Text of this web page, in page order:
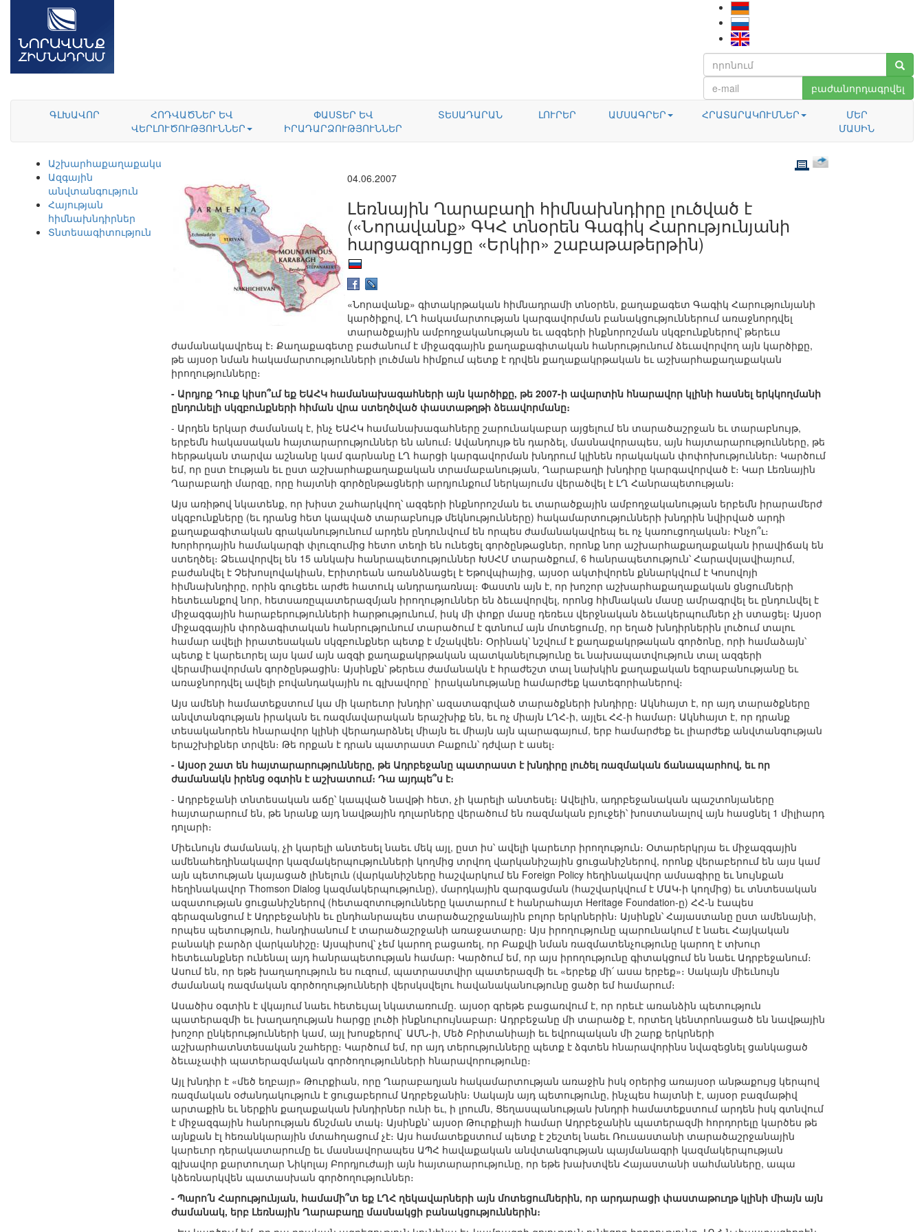
բաժանորդագրվել
ԳԼԽԱՎՈՐ
ՀՈԴՎԱԾՆԵՐ ԵՎ
ՎԵՐԼՈՒԾՈՒԹՅՈՒՆՆԵՐ
ՓԱՍՏԵՐ ԵՎ
ԻՐԱԴԱՐՁՈՒԹՅՈՒՆՆԵՐ
ՏԵՍԱԴԱՐԱՆ ԼՈՒՐԵՐ ԱՄՍԱԳՐԵՐ ՀՐԱՏԱՐԱԿՈՒՄՆԵՐ
ՄԵՐ
ՄԱՍԻՆ
Աշխարհաքաղաքականություն
Ազգային
անվտանգություն
Հայության
հիմնախնդիրներ
Տնտեսագիտություն
04.06.2007
Լեռնային Ղարաբաղի հիմնախնդիրը լուծված է
(«Նորավանք» ԳԿՀ տնօրեն Գագիկ Հարությունյանի
հարցազրույցը «Երկիր» շաբաթաթերթին)
«Նորավանք» գիտակրթական հիմնադրամի տնօրեն, քաղաքագետ Գագիկ Հարությունյանի
կարծիքով, ԼՂ հակամարտության կարգավորման բանակցություններում առաջնորդվել
տարածքային ամբողջականության եւ ազգերի ինքնորոշման սկզբունքներով՝ թերեւս
ժամանակավրեպ է։ Քաղաքագետը բաժանում է միջազգային քաղաքագիտական հանրությունում ձեւավորվող այն կարծիքը,
թե այսօր նման հակամարտությունների լուծման հիմքում պետք է դրվեն քաղաքակրթական եւ աշխարհաքաղաքական
իրողությունները։
- Արդյոք Դուք կիսո՞ւմ եք ԵԱՀԿ համանախագահների այն կարծիքը, թե 2007-ի ավարտին հնարավոր կլինի հասնել երկկողմանի
ընդունելի սկզբունքների հիման վրա ստեղծված փաստաթղթի ձեւավորմանը։
- Արդեն երկար ժամանակ է, ինչ ԵԱՀԿ համանախագահները շարունակաբար այցելում են տարածաշրջան եւ տարաբնույթ,
երբեմն հակասական հայտարարություններ են անում։ Ավանդույթ են դարձել, մասնավորապես, այն հայտարարությունները, թե
հերթական տարվա աշնանը կամ գարնանը ԼՂ հարցի կարգավորման խնդրում կլինեն որակական փոփոխություններ։ Կարծում
եմ, որ ըստ էության եւ ըստ աշխարհաքաղաքական տրամաբանության, Ղարաբաղի խնդիրը կարգավորված է։ Կար Լեռնային
Ղարաբաղի մարզը, որը հայտնի գործընթացների արդյունքում ներկայումս վերածվել է ԼՂ Հանրապետության։
Այս առիթով նկատենք, որ խիստ շահարկվող՝ ազգերի ինքնորոշման եւ տարածքային ամբողջականության երբեմն իրարամերժ
սկզբունքները (եւ դրանց հետ կապված տարաբնույթ մեկնությունները) հակամարտությունների խնդրին նվիրված արդի
քաղաքագիտական գրականությունում արդեն ընդունվում են որպես ժամանակավրեպ եւ ոչ կառուցողական։ Ինչո՞ւ։
Խորհրդային համակարգի փլուզումից հետո տեղի են ունեցել գործընթացներ, որոնք նոր աշխարհաքաղաքական իրավիճակ են
ստեղծել։ Ձեւավորվել են 15 անկախ հանրապետություններ ԽՍՀՄ տարածքում, 6 հանրապետություն՝ Հարավսլավիայում,
բաժանվել է Չեխոսլովակիան, Էրիտրեան առանձնացել է Եթովպիայից, այսօր ակտիվորեն քննարկվում է Կոսովոյի
հիմնախնդիրը, որին գուցեեւ արժե հատուկ անդրադառնալ։ Փաստն այն է, որ խոշոր աշխարհաքաղաքական ցնցումների
հետեւանքով նոր, հետսառըպատերազմյան իրողություններ են ձեւավորվել, որոնց հիմնական մասը ամրագրվել եւ ընդունվել է
միջազգային հարաբերությունների հարթությունում, իսկ մի փոքր մասը դեռեւս վերջնական ձեւակերպումներ չի ստացել։ Այսօր
միջազգային փորձագիտական հանրությունում տարածում է գտնում այն մոտեցումը, որ եղած խնդիրներին լուծում տալու
համար ավելի իրատեսական սկզբունքներ պետք է մշակվեն։ Օրինակ՝ նշվում է քաղաքակրթական գործոնը, որի համաձայն՝
պետք է կարեւորել այս կամ այն ազգի քաղաքակրթական պատկանելությունը եւ նախապատվություն տալ ազգերի
վերամիավորման գործընթացին։ Այսինքն՝ թերեւս ժամանակն է հրաժեշտ տալ նախկին քաղաքական եզրաբանությանը եւ
առաջնորդվել ավելի բովանդակային ու գլխավորը` իրականությանը համարժեք կատեգորիաներով։
Այս ամենի համատեքստում կա մի կարեւոր խնդիր՝ ազատագրված տարածքների խնդիրը։ Ակնհայտ է, որ այդ տարածքները
անվտանգության իրական եւ ռազմավարական երաշխիք են, եւ ոչ միայն ԼՂՀ-ի, այլեւ ՀՀ-ի համար։ Ակնհայտ է, որ դրանք
տեսականորեն հնարավոր կլինի վերադարձնել միայն եւ միայն այն պարագայում, երբ համարժեք եւ լիարժեք անվտանգության
երաշխիքներ տրվեն։ Թե որքան է դրան պատրաստ Բաքուն՝ դժվար է ասել։
- Այսօր շատ են հայտարարությունները, թե Ադրբեջանը պատրաստ է խնդիրը լուծել ռազմական ճանապարհով, եւ որ
ժամանակն իրենց օգտին է աշխատում։ Դա այդպե՞ս է։
- Ադրբեջանի տնտեսական աճը՝ կապված նավթի հետ, չի կարելի անտեսել։ Ավելին, ադրբեջանական պաշտոնյաները
հայտարարում են, թե նրանք այդ նավթային դոլարները վերածում են ռազմական բյուջեի՝ խոստանալով այն հասցնել 1 միլիարդ
դոլարի։
Միեւնույն ժամանակ, չի կարելի անտեսել նաեւ մեկ այլ, ըստ իս՝ ավելի կարեւոր իրողություն։ Օտարերկրյա եւ միջազգային
ամենահեղինակավոր կազմակերպությունների կողմից տրվող վարկանիշային ցուցանիշներով, որոնք վերաբերում են այս կամ
այն պետության կայացած լինելուն (վարկանիշները հաշվարկում են Foreign Policy հեղինակավոր ամսագիրը եւ նույնքան
հեղինակավոր Thomson Dialog կազմակերպությունը), մարդկային զարգացման (հաշվարկվում է ՄԱԿ-ի կողմից) եւ տնտեսական
ազատության ցուցանիշներով (հետազոտությունները կատարում է հանրահայտ Heritage Foundation-ը) ՀՀ-ն էապես
գերազանցում է Ադրբեջանին եւ ընդհանրապես տարածաշրջանային բոլոր երկրներին։ Այսինքն՝ Հայաստանը ըստ ամենայնի,
որպես պետություն, հանդիսանում է տարածաշրջանի առաջատարը։ Այս իրողությունը պարունակում է նաեւ Հայկական
բանակի բարձր վարկանիշը։ Այսպիսով՝ չեմ կարող բացառել, որ Բաքվի նման ռազմատենչությունը կարող է տխուր
հետեւանքներ ունենալ այդ հանրապետության համար։ Կարծում եմ, որ այս իրողությունը գիտակցում են նաեւ Ադրբեջանում։
Ասում են, որ եթե խաղաղություն ես ուզում, պատրաստվիր պատերազմի եւ «երբեք մի՛ ասա երբեք»։ Սակայն միեւնույն
ժամանակ ռազմական գործողությունների վերսկսվելու հավանականությունը ցածր եմ համարում։
Ասածիս օգտին է վկայում նաեւ հետեւյալ նկատառումը. այսօր գրեթե բացառվում է, որ որեւէ առանձին պետություն
պատերազմի եւ խաղաղության հարցը լուծի ինքնուրույնաբար։ Ադրբեջանը մի տարածք է, որտեղ կենտրոնացած են նավթային
խոշոր ընկերությունների կամ, այլ խոսքերով` ԱՄՆ-ի, Մեծ Բրիտանիայի եւ եվրոպական մի շարք երկրների
աշխարհատնտեսական շահերը։ Կարծում եմ, որ այդ տերությունները պետք է ձգտեն հնարավորինս նվազեցնել ցանկացած
ձեւաչափի պատերազմական գործողությունների հնարավորությունը։
Այլ խնդիր է «մեծ եղբայր» Թուրքիան, որը Ղարաբաղյան հակամարտության առաջին իսկ օրերից առայսօր անթաքույց կերպով
ռազմական օժանդակություն է ցուցաբերում Ադրբեջանին։ Սակայն այդ պետությունը, ինչպես հայտնի է, այսօր բազմաթիվ
արտաքին եւ ներքին քաղաքական խնդիրներ ունի եւ, ի լրումն, Ցեղասպանության խնդրի համատեքստում արդեն իսկ գտնվում
է միջազգային հանրության ճնշման տակ։ Այսինքն՝ այսօր Թուրքիայի համար Ադրբեջանին պատերազմի հորդորելը կարծես թե
այնքան էլ հեռանկարային մտահղացում չէ։ Այս համատեքստում պետք է շեշտել նաեւ Ռուսաստանի տարածաշրջանային
կարեւոր դերակատարումը եւ մասնավորապես ԱՊՀ հավաքական անվտանգության պայմանագրի կազմակերպության
գլխավոր քարտուղար Նիկոլայ Բորդյուժայի այն հայտարարությունը, որ եթե խախտվեն Հայաստանի սահմանները, ապա
կձեռնարկվեն պատասխան գործողություններ։
- Պարո՛ն Հարությունյան, համամի՞տ եք ԼՂՀ ղեկավարների այն մոտեցումներին, որ արդարացի փաստաթուղթ կլինի միայն այն
ժամանակ, երբ Լեռնային Ղարաբաղը մասնակցի բանակցություններին։